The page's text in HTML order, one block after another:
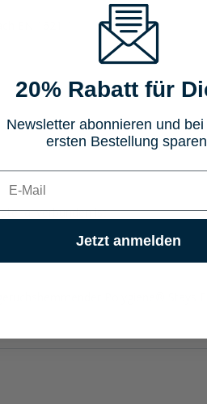
EN 1621-1
verbunden ist
Polygiene® Stays
20% Rabatt für
Newsletter abonnieren und
ersten Bestellung
mail
Jetzt anmelden